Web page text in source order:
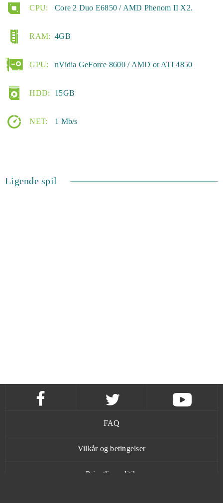
CPU: Core 2 Duo E6850 / AMD Phenom II X2.
RAM: 4GB
GPU: nVidia GeForce 8600 / AMD or ATI 4850
HDD: 15GB
NET: 1 Mb/s
Ligende spil
FAQ
Vilkår og betingelser
Privatlivspolitik